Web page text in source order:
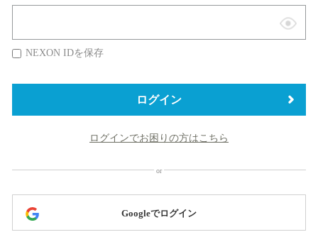
表
替
NEXON IDを保存
ログイン
ログインでお困りの方はこちら
Googleでログイン